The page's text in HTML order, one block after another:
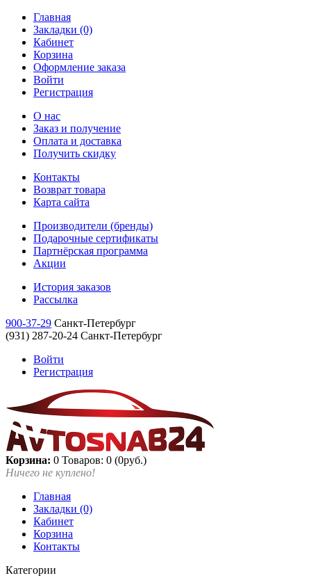
Главная
Закладки (0)
Кабинет
Корзина
Оформление заказа
Войти
Регистрация
О нас
Заказ и получение
Оплата и доставка
Получить скидку
Контакты
Возврат товара
Карта сайта
Производители (бренды)
Подарочные сертификаты
Партнёрская программа
Акции
История заказов
Рассылка
900-37-29 Санкт-Петербург
(931) 287-20-24 Санкт-Петербург
Войти
Регистрация
Корзина: 0 Товаров: 0 (0руб.)
Ничего не куплено!
Главная
Закладки (0)
Кабинет
Корзина
Контакты
Категории